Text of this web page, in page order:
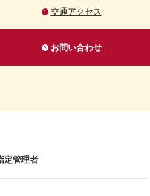
交通アクセス
お問い合わせ
定管理者